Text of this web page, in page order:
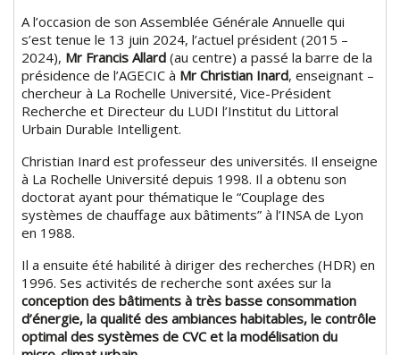
A l’occasion de son Assemblée Générale Annuelle qui
s’est tenue le 13 juin 2024, l’actuel président (2015 –
2024), Mr Francis Allard (au centre) a passé la barre de la
présidence de l’AGECIC à Mr Christian Inard, enseignant –
chercheur à La Rochelle Université, Vice-Président
Recherche et Directeur du LUDI l’Institut du Littoral
Urbain Durable Intelligent.
Christian Inard est professeur des universités. Il enseigne
à La Rochelle Université depuis 1998. Il a obtenu son
doctorat ayant pour thématique le “Couplage des
systèmes de chauffage aux bâtiments” à l’INSA de Lyon
en 1988.
Il a ensuite été habilité à diriger des recherches (HDR) en
1996. Ses activités de recherche sont axées sur la
conception des bâtiments à très basse consommation
d’énergie, la qualité des ambiances habitables, le contrôle
optimal des systèmes de CVC et la modélisation du